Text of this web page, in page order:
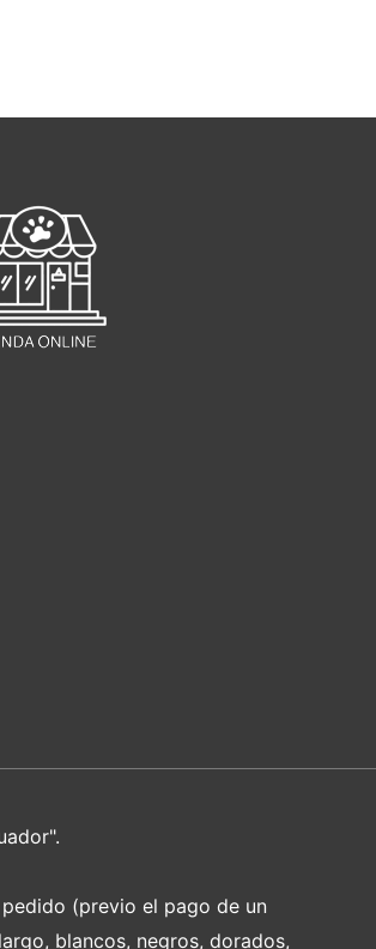
(previo el pago de un
blancos, negros, dorados,